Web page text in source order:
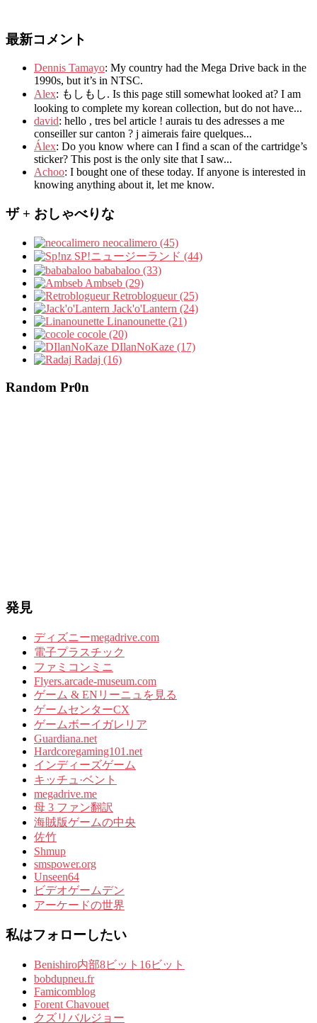
最新コメント
Dennis Tamayo: My country had the Mega Drive back in the
1990s, but it’s in NTSC.
Alex: もしもし. Is this page still somewhat looked at? I am
looking to complete my korean collection, but do not have...
david: hello , tres bel article ! aurais tu des adresses a me
conseiller sur canton ? j aimerais faire quelques...
Álex: Do you know where can I find a scan of the cartridge’s
sticker? This post is the only site that I saw...
Achoo: I bought one of these today. If anyone is interested in
knowing anything about it, let me know.
ザ + おしゃべりな
neocalimero (45)
SP!ニュージーランド (44)
bababaloo (33)
Ambseb (29)
Retroblogueur (25)
Jack'o'Lantern (24)
Linanounette (21)
cocole (20)
DIlanNoKaze (17)
Radaj (16)
Random Pr0n
発見
ディズニーmegadrive.com
電子プラスチック
ファミコンミニ
Flyers.arcade-museum.com
ゲーム & ENリーニュを見る
ゲームセンターCX
ゲームボーイガレリア
Guardiana.net
Hardcoregaming101.net
インディーズゲーム
キッチュ·ベント
megadrive.me
母 3 ファン翻訳
海賊版ゲームの中央
佐竹
Shmup
smspower.org
Unseen64
ビデオゲームデン
アーケードの世界
私はフォローしたい
Benishiro内部8ビット16ビット
bobdupneu.fr
Famicomblog
Forent Chavouet
クズリバルジョー